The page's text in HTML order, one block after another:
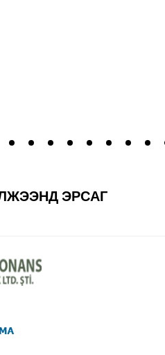
ЭРСАГ